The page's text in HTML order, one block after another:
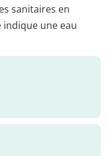
sanitaires en
une eau